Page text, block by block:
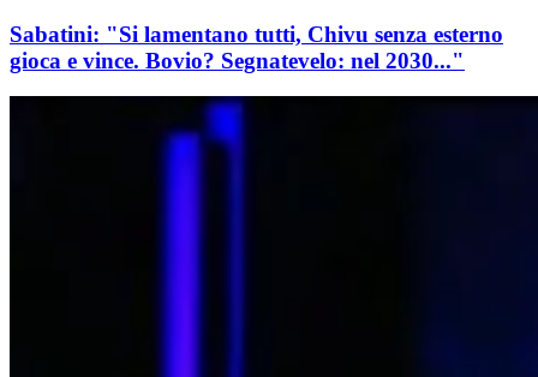
Sabatini: "Si lamentano tutti, Chivu senza esterno
gioca e vince. Bovio? Segnatevelo: nel 2030..."